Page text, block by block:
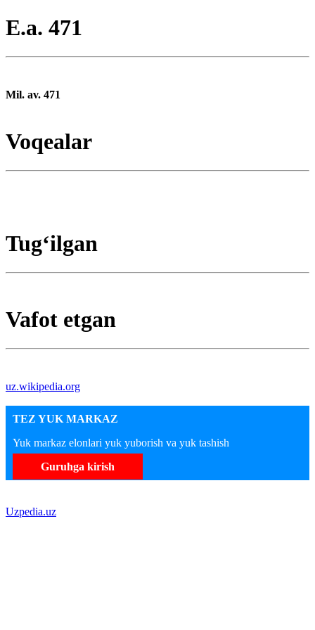
E.a. 471
Mil. av. 471
Voqealar
Tugʻilgan
Vafot etgan
uz.wikipedia.org
TEZ YUK MARKAZ
Yuk markaz elonlari yuk yuborish va yuk tashish
Guruhga kirish
Uzpedia.uz